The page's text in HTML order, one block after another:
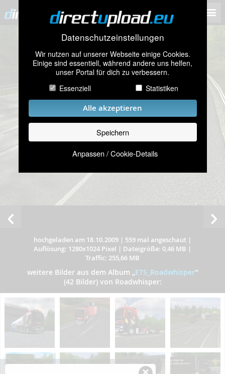
Datenschutzeinstellungen
Wir nutzen auf unserer Webseite einige Cookies.
Einige sind essentiell, während andere uns helfen,
unser Portal für dich zu verbessern.
Essenziell
Statistiken
Alle akzeptieren
Speichern
Anpassen / Cookie-Details
hochgeladen am 18.10.2009 | 559 mal angeschaut |
Auflösung: 1280x1024 Pixel | Dateigröße: 0,46 MB |
Traffic: 255,66 MB
weitere Bilder aus dem Album „ETS_Roadwhisper”
(42 Bilder) von Roadwhisper: